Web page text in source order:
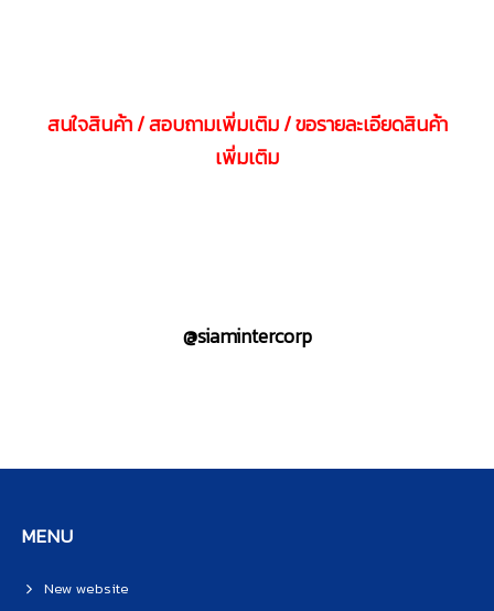
สนใจสินค้า / สอบถามเพิ่มเติม / ขอรายละเอียดสินค้า
เพิ่มเติม
@siamintercorp
MENU
New website